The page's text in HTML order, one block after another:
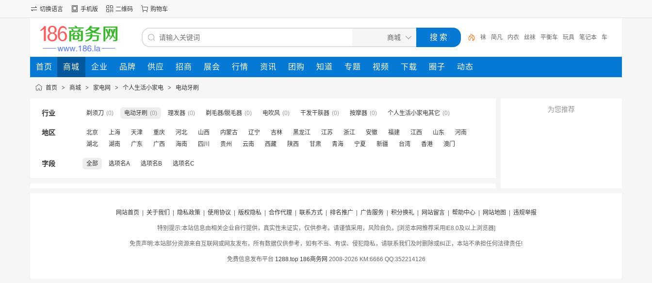
切换语言 手机版 二维码 购物车
袜 简凡 内衣 丝袜 平衡车 玩具 笔记本 车
首页 商城 企业 品牌 供应 招商 展会 行情 资讯 团购 知道 专题 视频 下载 圈子 动态
首页 > 商城 > 家电网 > 个人生活小家电 > 电动牙刷
行业 剃须刀 (0) 电动牙刷 (0) 理发器 (0) 剃毛器/脱毛器 (0) 电吹风 (0) 干发干肤器 (0) 按摩器 (0) 个人生活小家电其它 (0)
地区 北京 上海 天津 重庆 河北 山西 内蒙古 辽宁 吉林 黑龙江 江苏 浙江 安徽 福建 江西 山东
河南
湖北
湖南 广东 广西 海南 四川 贵州 云南 西藏 陕西 甘肃 青海 宁夏 新疆 台湾 香港 澳门
字段 全部 选项名A 选项名B 选项名C
为您推荐
网站首页 关于我们 隐私政策| 使用协议 版权隐私| 合作代理| 联系方式| 排名推广| 广告服务| 积分换礼| 网站留言| 帮助中心| 网站地图 违规举报
特别提示:本站信息由相关企业自行提供，真实性未证实，仅供参考。请谨慎采用，风险自负。[浏览本网推荐采用IE8.0及以上浏览器]
免责声明:本站部分资源来自互联网或网友发布，所有数据仅供参考，如有不当、有误、侵犯隐私，请联系我们及时删除或纠正，本站不承担任何法律责任!
免费信息发布平台 1288.top 186商务网 2008-2026 KM:6666 QQ:352214126